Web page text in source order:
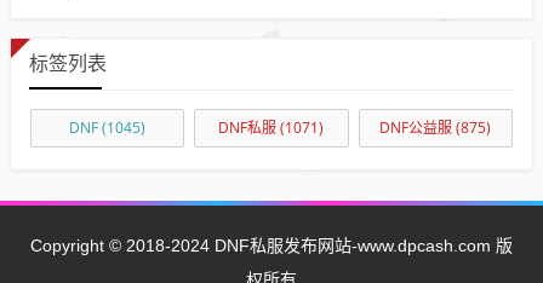
标签列表
DNF(1045) DNF私服(1071) DNF公益服(875)
Copyright © 2018-2024 DNF私服发布网站-www.dpcash.com 版